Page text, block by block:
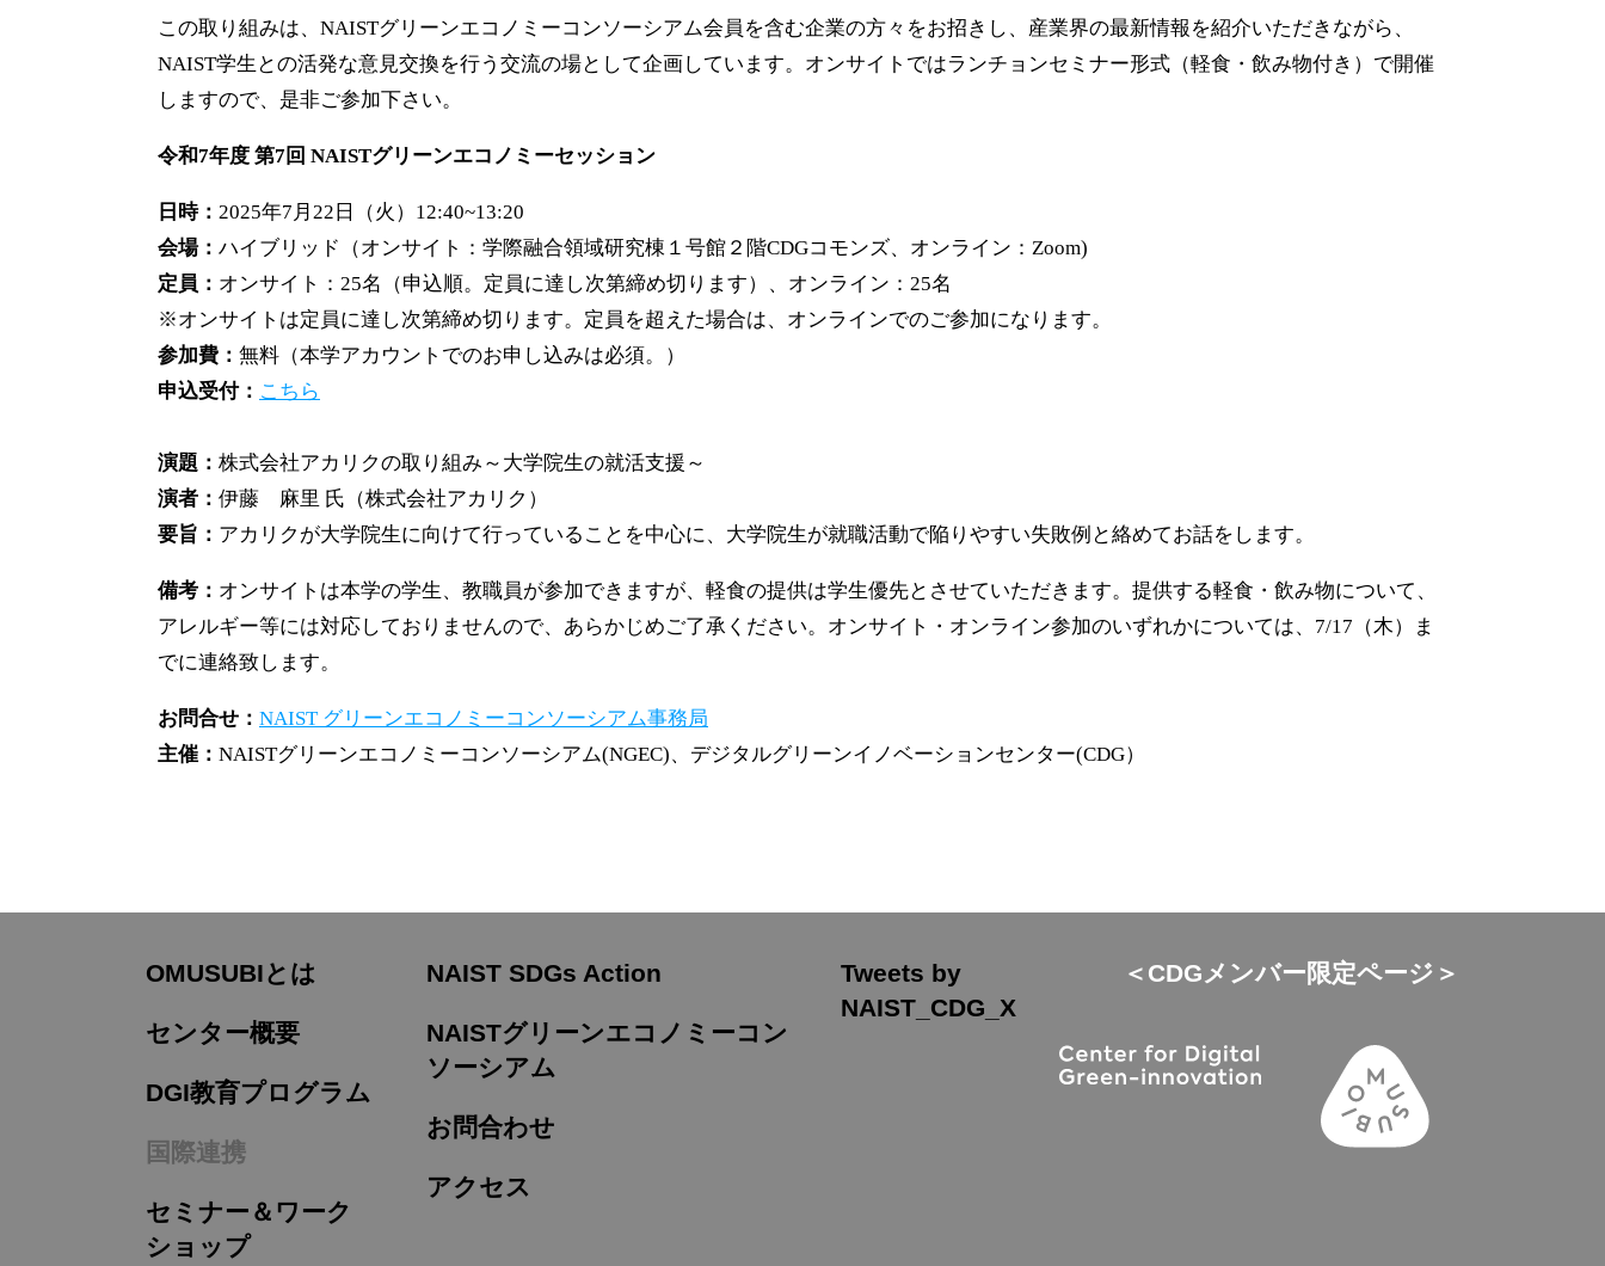
この取り組みは、NAISTグリーンエコノミーコンソーシアム会員を含む企業の方々をお招きし、産業界の最新情報を紹介いただきながら、
NAIST学生との活発な意見交換を行う交流の場として企画しています。オンサイトではランチョンセミナー形式（軽食・飲み物付き）で開催
しますので、是非ご参加下さい。
令和7年度 第7回 NAISTグリーンエコノミーセッション
日時： 2025年7月22日（火）12:40~13:20
会場： ハイブリッド（オンサイト：学際融合領域研究棟１号館２階CDGコモンズ、オンライン：Zoom)
定員： オンサイト：25名（申込順。定員に達し次第締め切ります）、オンライン：25名
※オンサイトは定員に達し次第締め切ります。定員を超えた場合は、オンラインでのご参加になります。
参加費： 無料（本学アカウントでのお申し込みは必須。）
申込受付： こちら
演題： 株式会社アカリクの取り組み～大学院生の就活支援～
演者： 伊藤 麻里 氏（株式会社アカリク）
要旨： アカリクが大学院生に向けて行っていることを中心に、大学院生が就職活動で陥りやすい失敗例と絡めてお話をします。
備考： オンサイトは本学の学生、教職員が参加できますが、軽食の提供は学生優先とさせていただきます。提供する軽食・飲み物について、
アレルギー等には対応しておりませんので、あらかじめご了承ください。オンサイト・オンライン参加のいずれかについては、7/17（木）ま
でに連絡致します。
お問合せ： NAIST グリーンエコノミーコンソーシアム事務局
主催： NAISTグリーンエコノミーコンソーシアム(NGEC)、デジタルグリーンイノベーションセンター(CDG）
OMUSUBIとは
センター概要
DGI教育プログラム
国際連携
セミナー＆ワーク
ショップ
NAIST SDGs Action
NAISTグリーンエコノミーコン
ソーシアム
お問合わせ
アクセス
Tweets by
NAIST_CDG_X
＜CDGメンバー限定ページ＞